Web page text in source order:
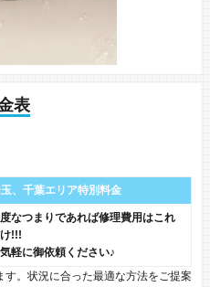
表
、千葉エリア特別料金
なつまりであれば修理費用はこれ
!!!
軽に御依頼ください♪
。状況に合った最適な方法をご提案